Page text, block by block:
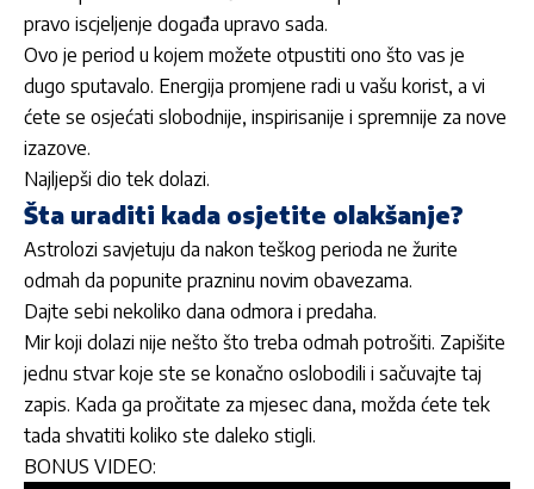
pravo iscjeljenje događa upravo sada.
Ovo je period u kojem možete otpustiti ono što vas je
dugo sputavalo. Energija promjene radi u vašu korist, a vi
ćete se osjećati slobodnije, inspirisanije i spremnije za nove
izazove.
Najljepši dio tek dolazi.
Šta uraditi kada osjetite olakšanje?
Astrolozi savjetuju da nakon teškog perioda ne žurite
odmah da popunite prazninu novim obavezama.
Dajte sebi nekoliko dana odmora i predaha.
Mir koji dolazi nije nešto što treba odmah potrošiti. Zapišite
jednu stvar koje ste se konačno oslobodili i sačuvajte taj
zapis. Kada ga pročitate za mjesec dana, možda ćete tek
tada shvatiti koliko ste daleko stigli.
BONUS VIDEO: